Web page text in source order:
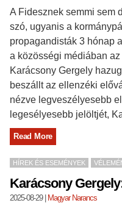
A Fidesznek semmi sem
szó, ugyanis a
propagandisták 3 hónap
a közösségi médiában
Karácsony Gergely
beszállt az ellenzéki
nézve legveszélyesebb
legesélyesebb jelöltjét,
Read More
HÍREK ÉS ESEMÉNYEK
Karácsony
2025-08-29| Magyar Narancs